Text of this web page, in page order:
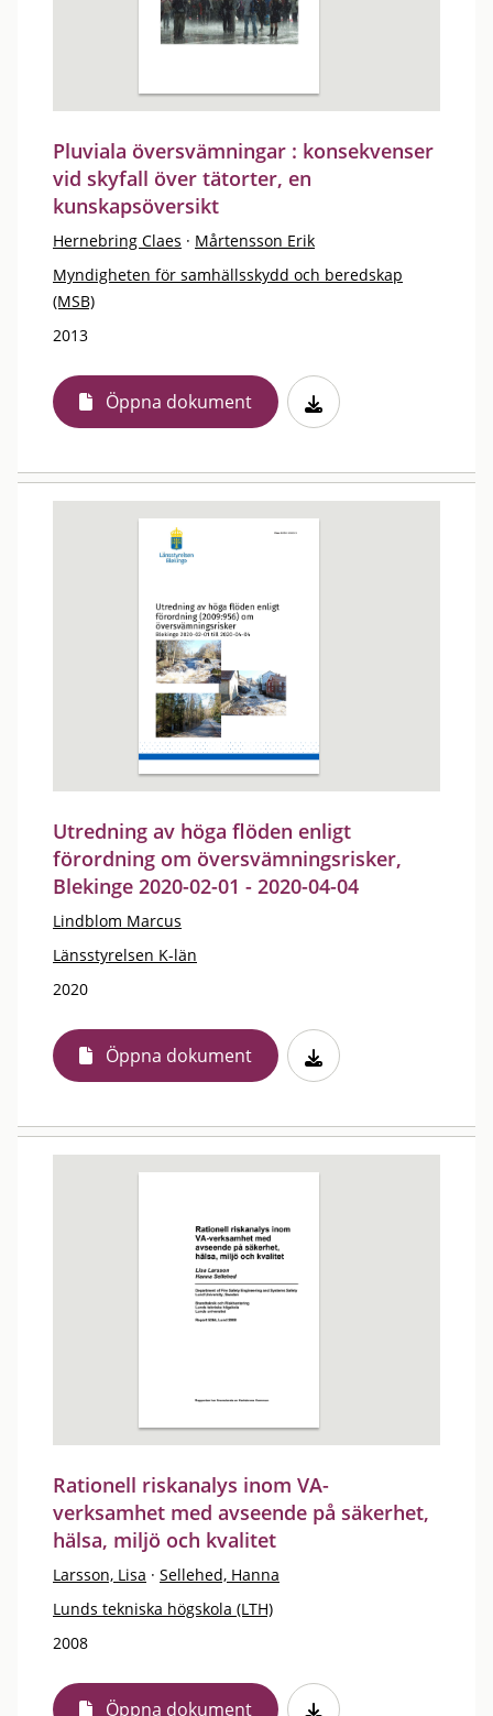
Pluviala översvämningar : konsekvenser
vid skyfall över tätorter, en
kunskapsöversikt
Hernebring Claes · Mårtensson Erik
Myndigheten för samhällsskydd och beredskap
(MSB)
2013
Öppna dokument
Utredning av höga flöden enligt
förordning om översvämningsrisker,
Blekinge 2020-02-01 - 2020-04-04
Lindblom Marcus
Länsstyrelsen K-län
2020
Öppna dokument
Rationell riskanalys inom VA-
verksamhet med avseende på säkerhet,
hälsa, miljö och kvalitet
Larsson, Lisa · Sellehed, Hanna
Lunds tekniska högskola (LTH)
2008
Öppna dokument